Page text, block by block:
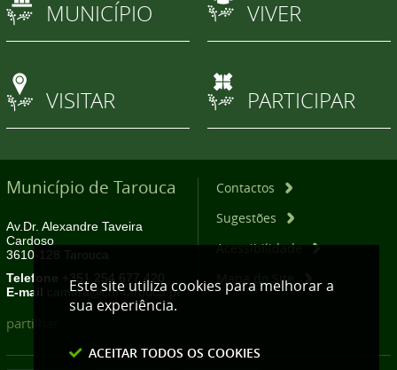
MUNICÍPIO VIVER
VISITAR PARTICIPAR
Município de Tarouca
Av.Dr. Alexandre Taveira
Cardoso
3610-128 Tarouca
Telefone +351 254 677 420
E-mail
camara@cm-tarouca.pt
Contactos
Sugestões
Acessibilidade
Mapa do Site
partilhar
Este site utiliza cookies para melhorar a
sua experiência.
ACEITAR TODOS OS COOKIES